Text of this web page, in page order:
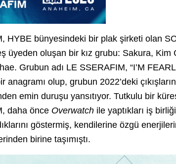
HYBE bünyesindeki bir plak şirketi olan
üyeden oluşan bir kız grubu: Sakura,
Grubun adı LE SSERAFIM, “I’M
anagramı olup, grubun 2022’deki
emin duruşu yansıtıyor. Tutkulu bir
daha önce Overwatch ile yaptıkları iş
göstermiş, kendilerine özgü
birine taşımıştı.